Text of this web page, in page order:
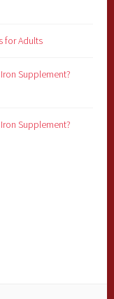
for Adults
Supplement?
Supplement?